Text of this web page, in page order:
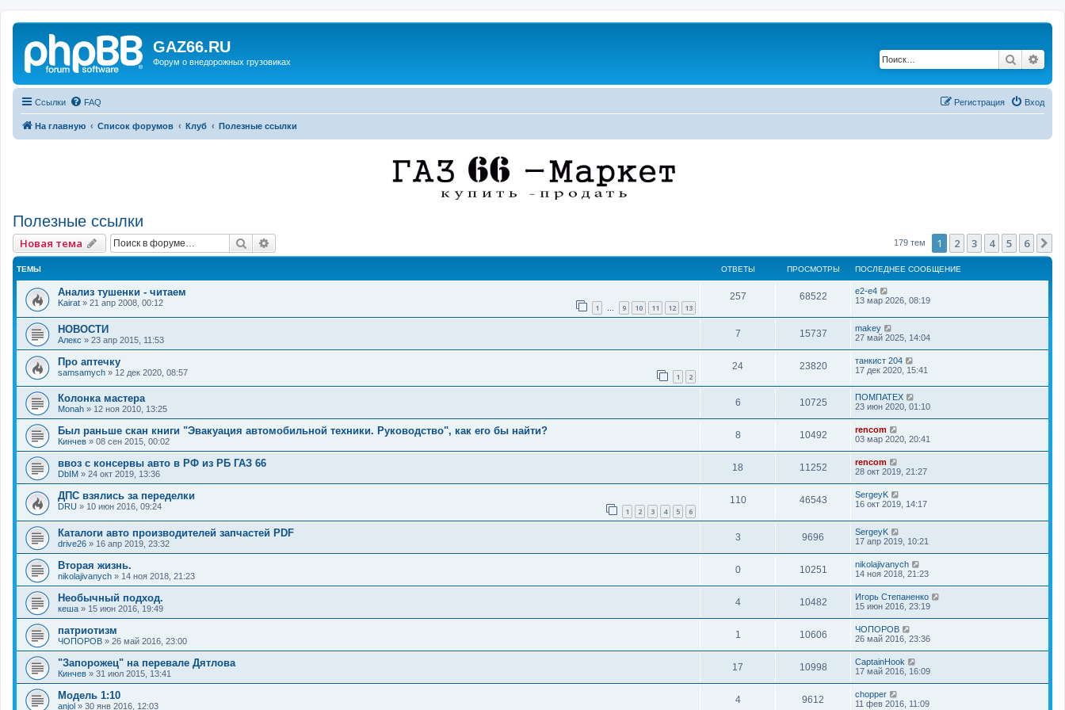
GAZ66.RU
Форум о внедорожных грузовиках Поиск
Ссылки FAQ Вход
Регистрация
На главную Список форумов Клуб Полезные ссылки
Полезные ссылки
Новая тема Поиск 179 тем 1 2 3 4 5 6
ТЕМЫ ОТВЕТЫ ПРОСМОТРЫ ПОСЛЕДНЕЕ СООБЩЕНИЕ
Анализ тушенки - читаем
Kairat » 21 апр 2008, 00:12 1 … 9 10 11 12 13
257 68522
e2-e4
13 мар 2026, 08:19
НОВОСТИ
Алекс » 23 апр 2015, 11:53
7 15737
makey
27 май 2025, 14:04
Про аптечку
samsamych » 12 дек 2020, 08:57 1 2
24 23820
танкист 204
17 дек 2020, 15:41
Колонка мастера
Monah » 12 ноя 2010, 13:25
6 10725
ПОМПАТЕХ
23 июн 2020, 01:10
Был раньше скан книги "Эвакуация автомобильной техники. Руководство", как его бы найти?
Кинчев » 08 сен 2015, 00:02
8 10492
rencom
03 мар 2020, 20:41
ввоз с консервы авто в РФ из РБ ГАЗ 66
DbIM » 24 окт 2019, 13:36
18 11252
rencom
28 окт 2019, 21:27
ДПС взялись за переделки
DRU » 10 июн 2016, 09:24 1 2 3 4 5 6
110 46543
SergeyK
16 окт 2019, 14:17
Каталоги авто производителей запчастей PDF
drive26 » 16 апр 2019, 23:32
3 9696
SergeyK
17 апр 2019, 10:21
Вторая жизнь.
nikolajivanych » 14 ноя 2018, 21:23
0 10251
nikolajivanych
14 ноя 2018, 21:23
Необычный подход.
кеша » 15 июн 2016, 19:49
4 10482
Игорь Степаненко
15 июн 2016, 23:19
патриотизм
ЧОПОРОВ » 26 май 2016, 23:00
1 10606
ЧОПОРОВ
26 май 2016, 23:36
"Запорожец" на перевале Дятлова
Кинчев » 31 июл 2015, 13:41
17 10998
CaptainHook
17 май 2016, 16:09
Модель 1:10
anjol » 30 янв 2016, 12:03
4 9612
chopper
11 фев 2016, 11:09